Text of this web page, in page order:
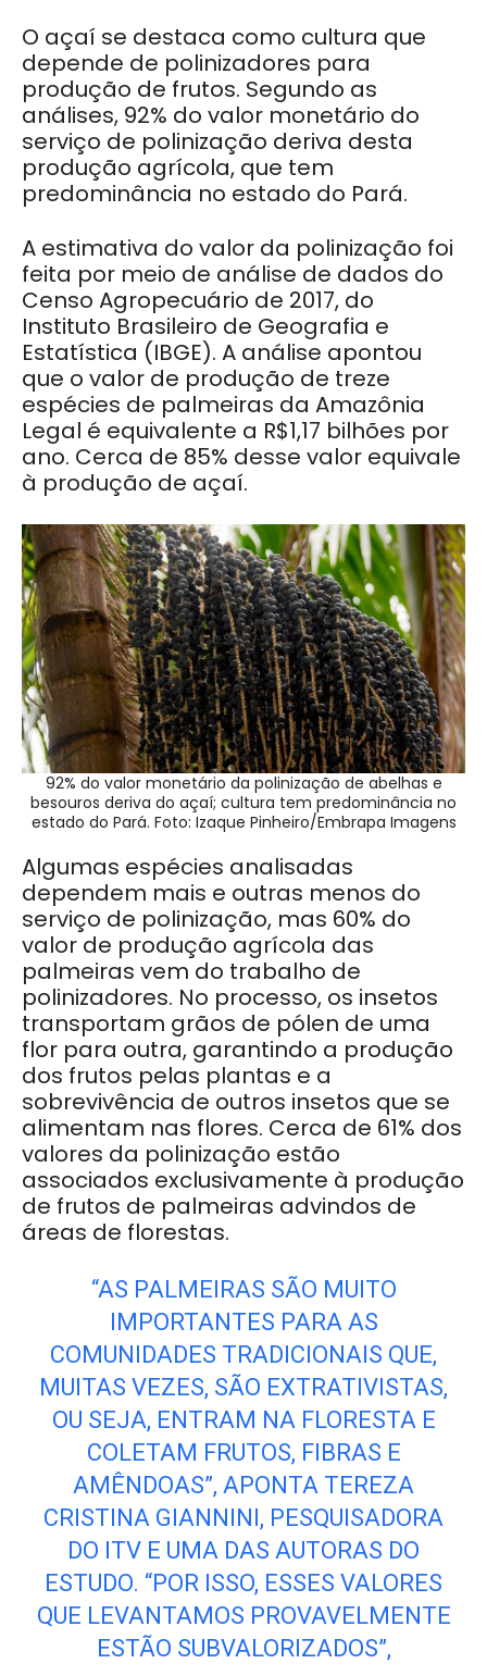
O açaí se destaca como cultura que
depende de polinizadores para
produção de frutos. Segundo as
análises, 92% do valor monetário do
serviço de polinização deriva desta
produção agrícola, que tem
predominância no estado do Pará.
A estimativa do valor da polinização foi
feita por meio de análise de dados do
Censo Agropecuário de 2017, do
Instituto Brasileiro de Geografia e
Estatística (IBGE). A análise apontou
que o valor de produção de treze
espécies de palmeiras da Amazônia
Legal é equivalente a R$1,17 bilhões por
ano. Cerca de 85% desse valor equivale
à produção de açaí.
92% do valor monetário da polinização de abelhas e
besouros deriva do açaí; cultura tem predominância no
estado do Pará. Foto: Izaque Pinheiro/Embrapa Imagens
Algumas espécies analisadas
dependem mais e outras menos do
serviço de polinização, mas 60% do
valor de produção agrícola das
palmeiras vem do trabalho de
polinizadores. No processo, os insetos
transportam grãos de pólen de uma
flor para outra, garantindo a produção
dos frutos pelas plantas e a
sobrevivência de outros insetos que se
alimentam nas flores. Cerca de 61% dos
valores da polinização estão
associados exclusivamente à produção
de frutos de palmeiras advindos de
áreas de florestas.
“AS PALMEIRAS SÃO MUITO
IMPORTANTES PARA AS
COMUNIDADES TRADICIONAIS QUE,
MUITAS VEZES, SÃO EXTRATIVISTAS,
OU SEJA, ENTRAM NA FLORESTA E
COLETAM FRUTOS, FIBRAS E
AMÊNDOAS”, APONTA TEREZA
CRISTINA GIANNINI, PESQUISADORA
DO ITV E UMA DAS AUTORAS DO
ESTUDO. “POR ISSO, ESSES VALORES
QUE LEVANTAMOS PROVAVELMENTE
ESTÃO SUBVALORIZADOS”,